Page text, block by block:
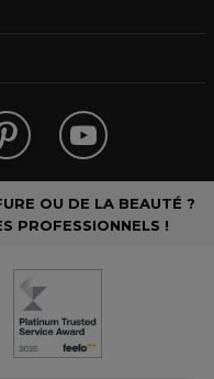
OU DE LA BEAUTÉ ?
PROFESSIONNELS !